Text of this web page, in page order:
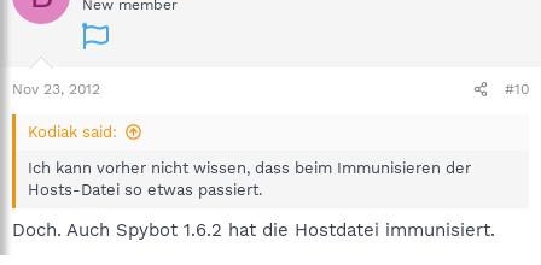
New member
Nov 23, 2012 #10
Kodiak said:
Ich kann vorher nicht wissen, dass beim Immunisieren der
Hosts-Datei so etwas passiert.
Doch. Auch Spybot 1.6.2 hat die Hostdatei immunisiert.